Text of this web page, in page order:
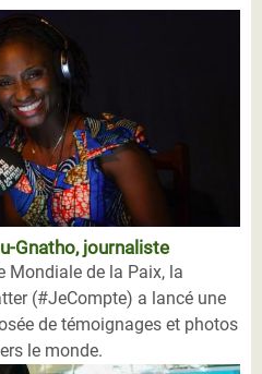
Gnatho, journaliste
Mondiale de la Paix, la
(#JeCompte) a lancé une
de témoignages et photos
le monde.